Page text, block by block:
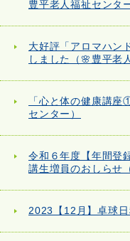
豊平老人福祉センタ
大好評「アロマハン
しました（🌸豊平老
「心と体の健康講
センター）
令和６年度【年間登
講生増員のおしらせ
2023【12月】卓球日